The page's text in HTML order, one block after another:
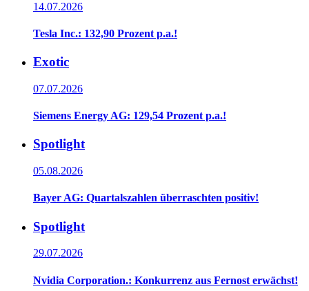
14.07.2026
Tesla Inc.: 132,90 Prozent p.a.!
Exotic
07.07.2026
Siemens Energy AG: 129,54 Prozent p.a.!
Spotlight
05.08.2026
Bayer AG: Quartalszahlen überraschten positiv!
Spotlight
29.07.2026
Nvidia Corporation.: Konkurrenz aus Fernost erwächst!